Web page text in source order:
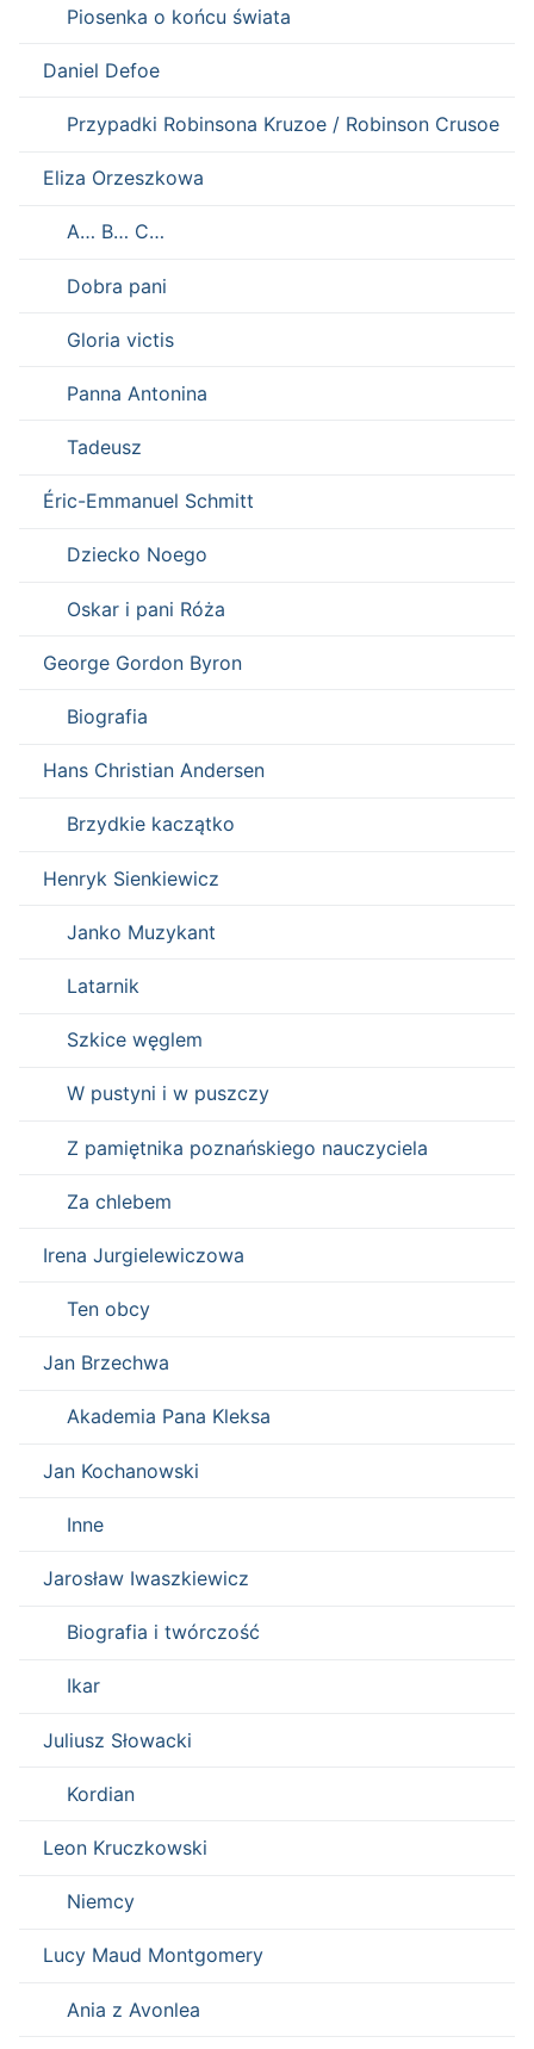
Piosenka o końcu świata
Daniel Defoe
Przypadki Robinsona Kruzoe / Robinson Crusoe
Eliza Orzeszkowa
A… B… C…
Dobra pani
Gloria victis
Panna Antonina
Tadeusz
Éric-Emmanuel Schmitt
Dziecko Noego
Oskar i pani Róża
George Gordon Byron
Biografia
Hans Christian Andersen
Brzydkie kaczątko
Henryk Sienkiewicz
Janko Muzykant
Latarnik
Szkice węglem
W pustyni i w puszczy
Z pamiętnika poznańskiego nauczyciela
Za chlebem
Irena Jurgielewiczowa
Ten obcy
Jan Brzechwa
Akademia Pana Kleksa
Jan Kochanowski
Inne
Jarosław Iwaszkiewicz
Biografia i twórczość
Ikar
Juliusz Słowacki
Kordian
Leon Kruczkowski
Niemcy
Lucy Maud Montgomery
Ania z Avonlea